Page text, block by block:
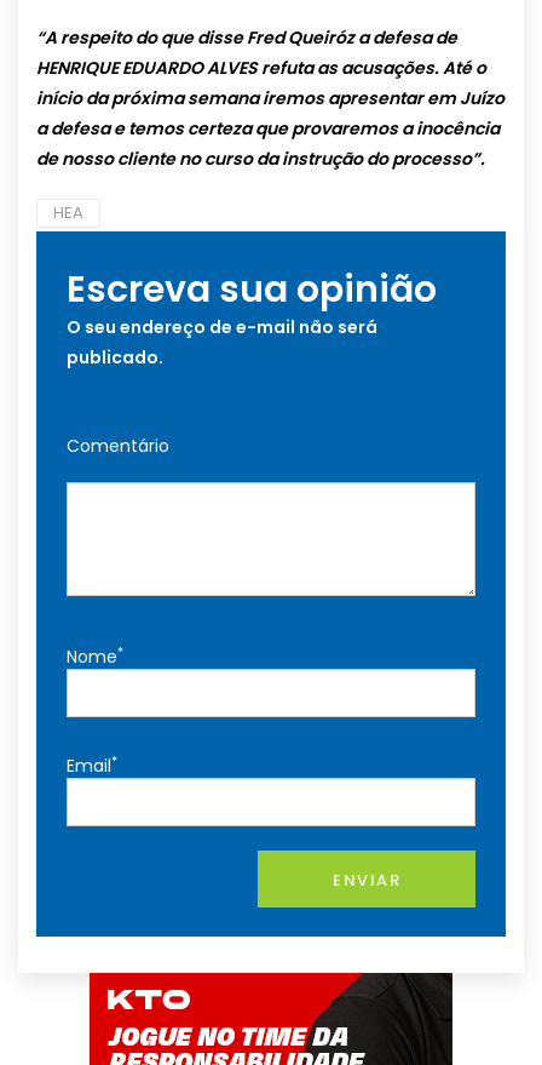
“A respeito do que disse Fred Queiróz a defesa de
HENRIQUE EDUARDO ALVES refuta as acusações. Até o
início da próxima semana iremos apresentar em Juízo
a defesa e temos certeza que provaremos a inocência
de nosso cliente no curso da instrução do processo”.
HEA
Escreva sua opinião
O seu endereço de e-mail não será
publicado.
Comentário
Nome*
Email*
ENVIAR